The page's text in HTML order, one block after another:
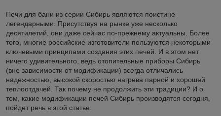
Печи для бани из серии Сибирь являются поистине
легендарными. Присутствуя на рынке уже несколько
десятилетий, они даже сейчас по-прежнему актуальны. Более
того, многие российские изготовители пользуются некоторыми
ключевыми принципами создания этих печей. И в этом нет
ничего удивительного, ведь отопительные приборы Сибирь
(вне зависимости от модификации) всегда отличались
надежностью, высокой скоростью нагрева парной и хорошей
теплоотдачей. Так почему не продолжить эти традиции? И о
том, какие модификации печей Сибирь производятся сегодня,
пойдет речь в этой статье.